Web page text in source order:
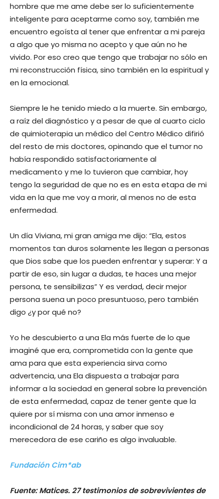
hombre que me ame debe ser lo suficientemente
inteligente para aceptarme como soy, también me
encuentro egoísta al tener que enfrentar a mi pareja
a algo que yo misma no acepto y que aún no he
vivido. Por eso creo que tengo que trabajar no sólo en
mi reconstrucción física, sino también en la espiritual y
en la emocional.
Siempre le he tenido miedo a la muerte. Sin embargo,
a raíz del diagnóstico y a pesar de que al cuarto ciclo
de quimioterapia un médico del Centro Médico difirió
del resto de mis doctores, opinando que el tumor no
había respondido satisfactoriamente al
medicamento y me lo tuvieron que cambiar, hoy
tengo la seguridad de que no es en esta etapa de mi
vida en la que me voy a morir, al menos no de esta
enfermedad.
Un día Viviana, mi gran amiga me dijo: “Ela, estos
momentos tan duros solamente les llegan a personas
que Dios sabe que los pueden enfrentar y superar: Y a
partir de eso, sin lugar a dudas, te haces una mejor
persona, te sensibilizas” Y es verdad, decir mejor
persona suena un poco presuntuoso, pero también
digo ¿y por qué no?
Yo he descubierto a una Ela más fuerte de lo que
imaginé que era, comprometida con la gente que
ama para que esta experiencia sirva como
advertencia, una Ela dispuesta a trabajar para
informar a la sociedad en general sobre la prevención
de esta enfermedad, capaz de tener gente que la
quiere por sí misma con una amor inmenso e
incondicional de 24 horas, y saber que soy
merecedora de ese cariño es algo invaluable.
Fundación Cim*ab
Fuente: Matices. 27 testimonios de sobrevivientes de